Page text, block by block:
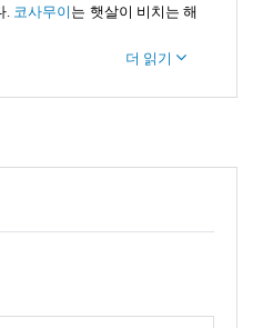
. 코사무이 는 햇살이 비치는 해
, 아름다운 코뿔새가 힘차게
더 읽기